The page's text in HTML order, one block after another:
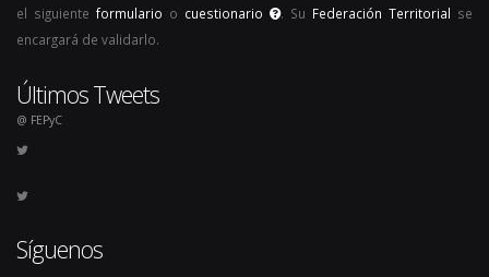
el siguiente formulario o cuestionario . Su Federación Territorial se
encargará de validarlo.
Últimos Tweets
@ FEPyC
Síguenos